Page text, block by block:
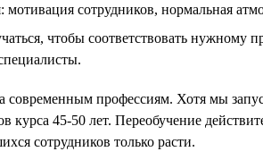
сотрудников, нормальная
чтобы соответствовать
профессиям. Хотя мы
45-50 лет. Переобучение
сотрудников только расти.